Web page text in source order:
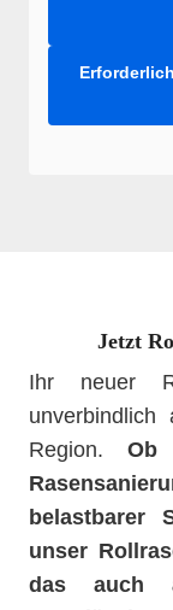
Jetzt
Ihr neuer
Region. Ob
belastbarer
unser
das auch